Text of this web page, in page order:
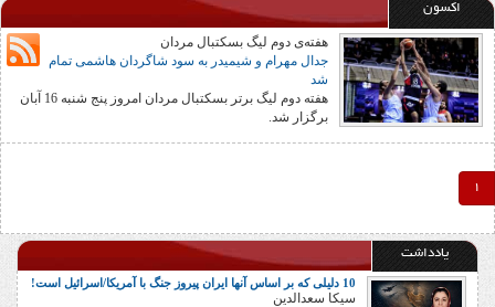
اکسون
هفته‌ی دوم لیگ بسکتبال مردان
جدال مهرام و شیمیدر به سود شاگردان هاشمی تمام
شد
هفته دوم لیگ برتر بسکتبال مردان امروز پنج شنبه 16 آبان
برگزار شد.
1
یادداشت
10 دلیلی که بر اساس آنها ایران پیروز جنگ با آمریکا/اسرائیل است!
سیکا سعدالدین